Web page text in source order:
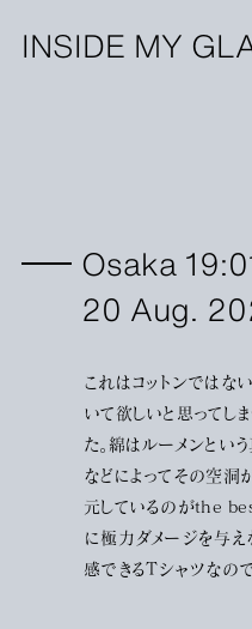
INSIDE MY
Osaka
20 Aug.
これはコットンではな
いて欲しいと思ってし
た。綿はルーメンとい
などによってその空洞
元しているのがthe
に極力ダメージを与え
感できるTシャツなので